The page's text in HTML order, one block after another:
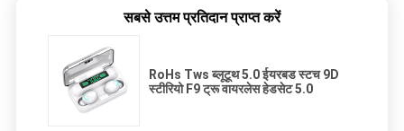
सबसे उत्तम प्रतिदान प्राप्त करें
RoHs Tws ब्लूटूथ 5.0 ईयरबड स्टच 9D
स्टीरियो F9 ट्रू वायरलेस हेडसेट 5.0